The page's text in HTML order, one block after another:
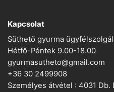
Kapcsolat
Süthető gyurma
Hétfő-Péntek 9.00-18.00
gyurmasutheto@gmail.com
+36 30 2499908
Személyes átvétel : 4031 Db.